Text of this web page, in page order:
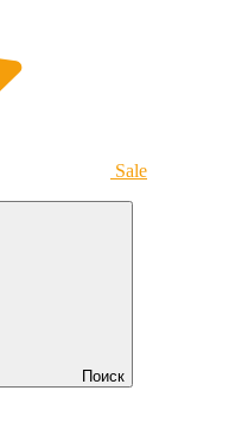
Sale
Поиск